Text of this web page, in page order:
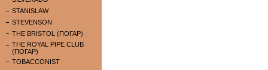
STANISLAW
STEVENSON
THE BRISTOL (ПОГАР)
THE ROYAL PIPE CLUB
(ПОГАР)
TOBACCONIST